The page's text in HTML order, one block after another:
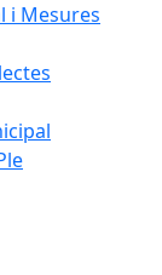
i Mesures